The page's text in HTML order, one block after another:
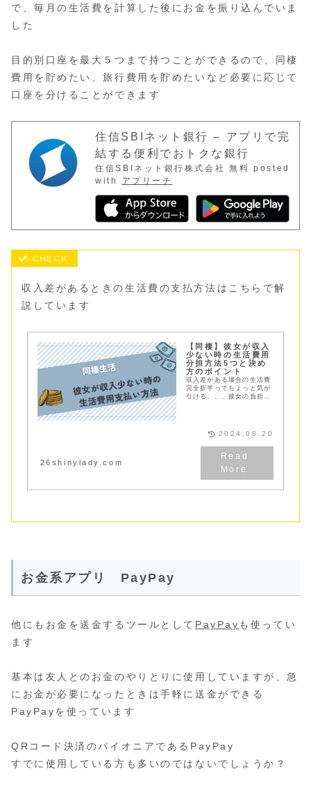
で、毎月の生活費を計算した後にお金を振り込んでいま
した
目的別口座を最大５つまで持つことができるので、同棲
費用を貯めたい、旅行費用を貯めたいなど必要に応じて
口座を分けることができます
住信SBIネット銀行 – アプリで完
結する便利でおトクな銀行
住信SBIネット銀行株式会社 無料 posted
with
アプリーチ
収入差があるときの生活費の支払方法はこちらで解
説しています
【同棲】彼女が収入
少ない時の生活費用
分担方法5つと決め
方のポイント
収入差がある場合の生活費
完全折半ってちょっと気が
引ける、、、彼女の負担が
分担方法の決め方をご紹介
しています。
26shinylady.com
2024.08.20
お金系アプリ PayPay
他にもお金を送金するツールとして PayPay も使ってい
ます
基本は友人とのお金のやりとりに使用していますが、急
にお金が必要になったときは手軽に送金ができる
PayPayを使っています
QRコード決済のパイオニアであるPayPay
すでに使用している方も多いのではないでしょうか？